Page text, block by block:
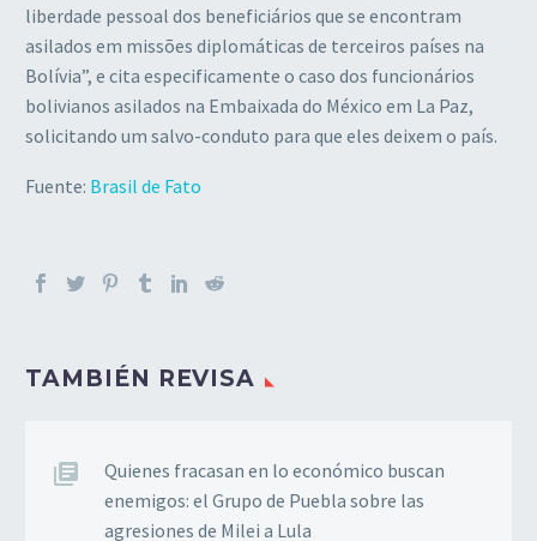
liberdade pessoal dos beneficiários que se encontram
asilados em missões diplomáticas de terceiros países na
Bolívia”, e cita especificamente o caso dos funcionários
bolivianos asilados na Embaixada do México em La Paz,
solicitando um salvo-conduto para que eles deixem o país.
Fuente: Brasil de Fato
TAMBIÉN REVISA
Quienes fracasan en lo económico buscan
enemigos: el Grupo de Puebla sobre las
agresiones de Milei a Lula